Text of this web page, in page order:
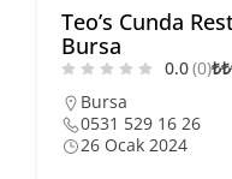
Teo’s Cunda
Bursa
0.0(0)₺₺
Bursa
0531 529 16 26
26 Ocak 2024